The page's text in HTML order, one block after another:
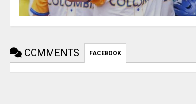
COMMENTS FACEBOOK